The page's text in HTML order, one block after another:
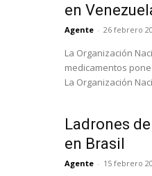
en
Agente - 26 febrero
La Organización
medicamentos
La Organización
Ladrones
en Brasil
Agente - 15 febrero